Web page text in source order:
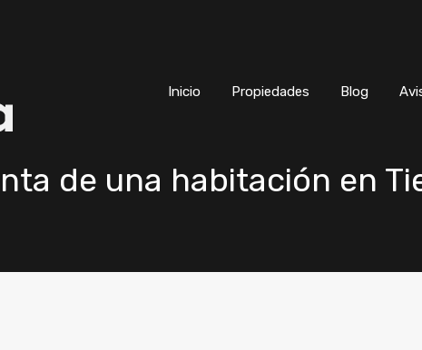
Inicio Propiedades Blog
de una habitación en